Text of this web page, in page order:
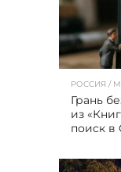
РОССИЯ /
Грань
из
поиск в